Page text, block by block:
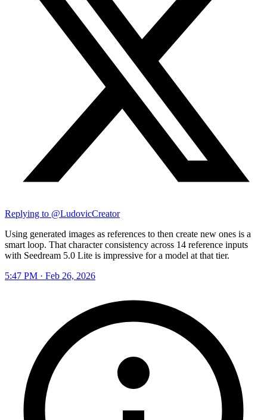
Replying to @LudovicCreator
Using generated images as references to then create new ones is a
smart loop. That character consistency across 14 reference inputs
with Seedream 5.0 Lite is impressive for a model at that tier.
5:47 PM · Feb 26, 2026